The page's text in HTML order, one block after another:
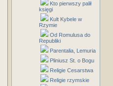
Kto pierwszy palił
księgi
Kult Kybele w
Rzymie
Od Romulusa do
Republiki
Parentalia, Lemuria
Pliniusz St. o Bogu
Religie Cesarstwa
Religie rzymskie